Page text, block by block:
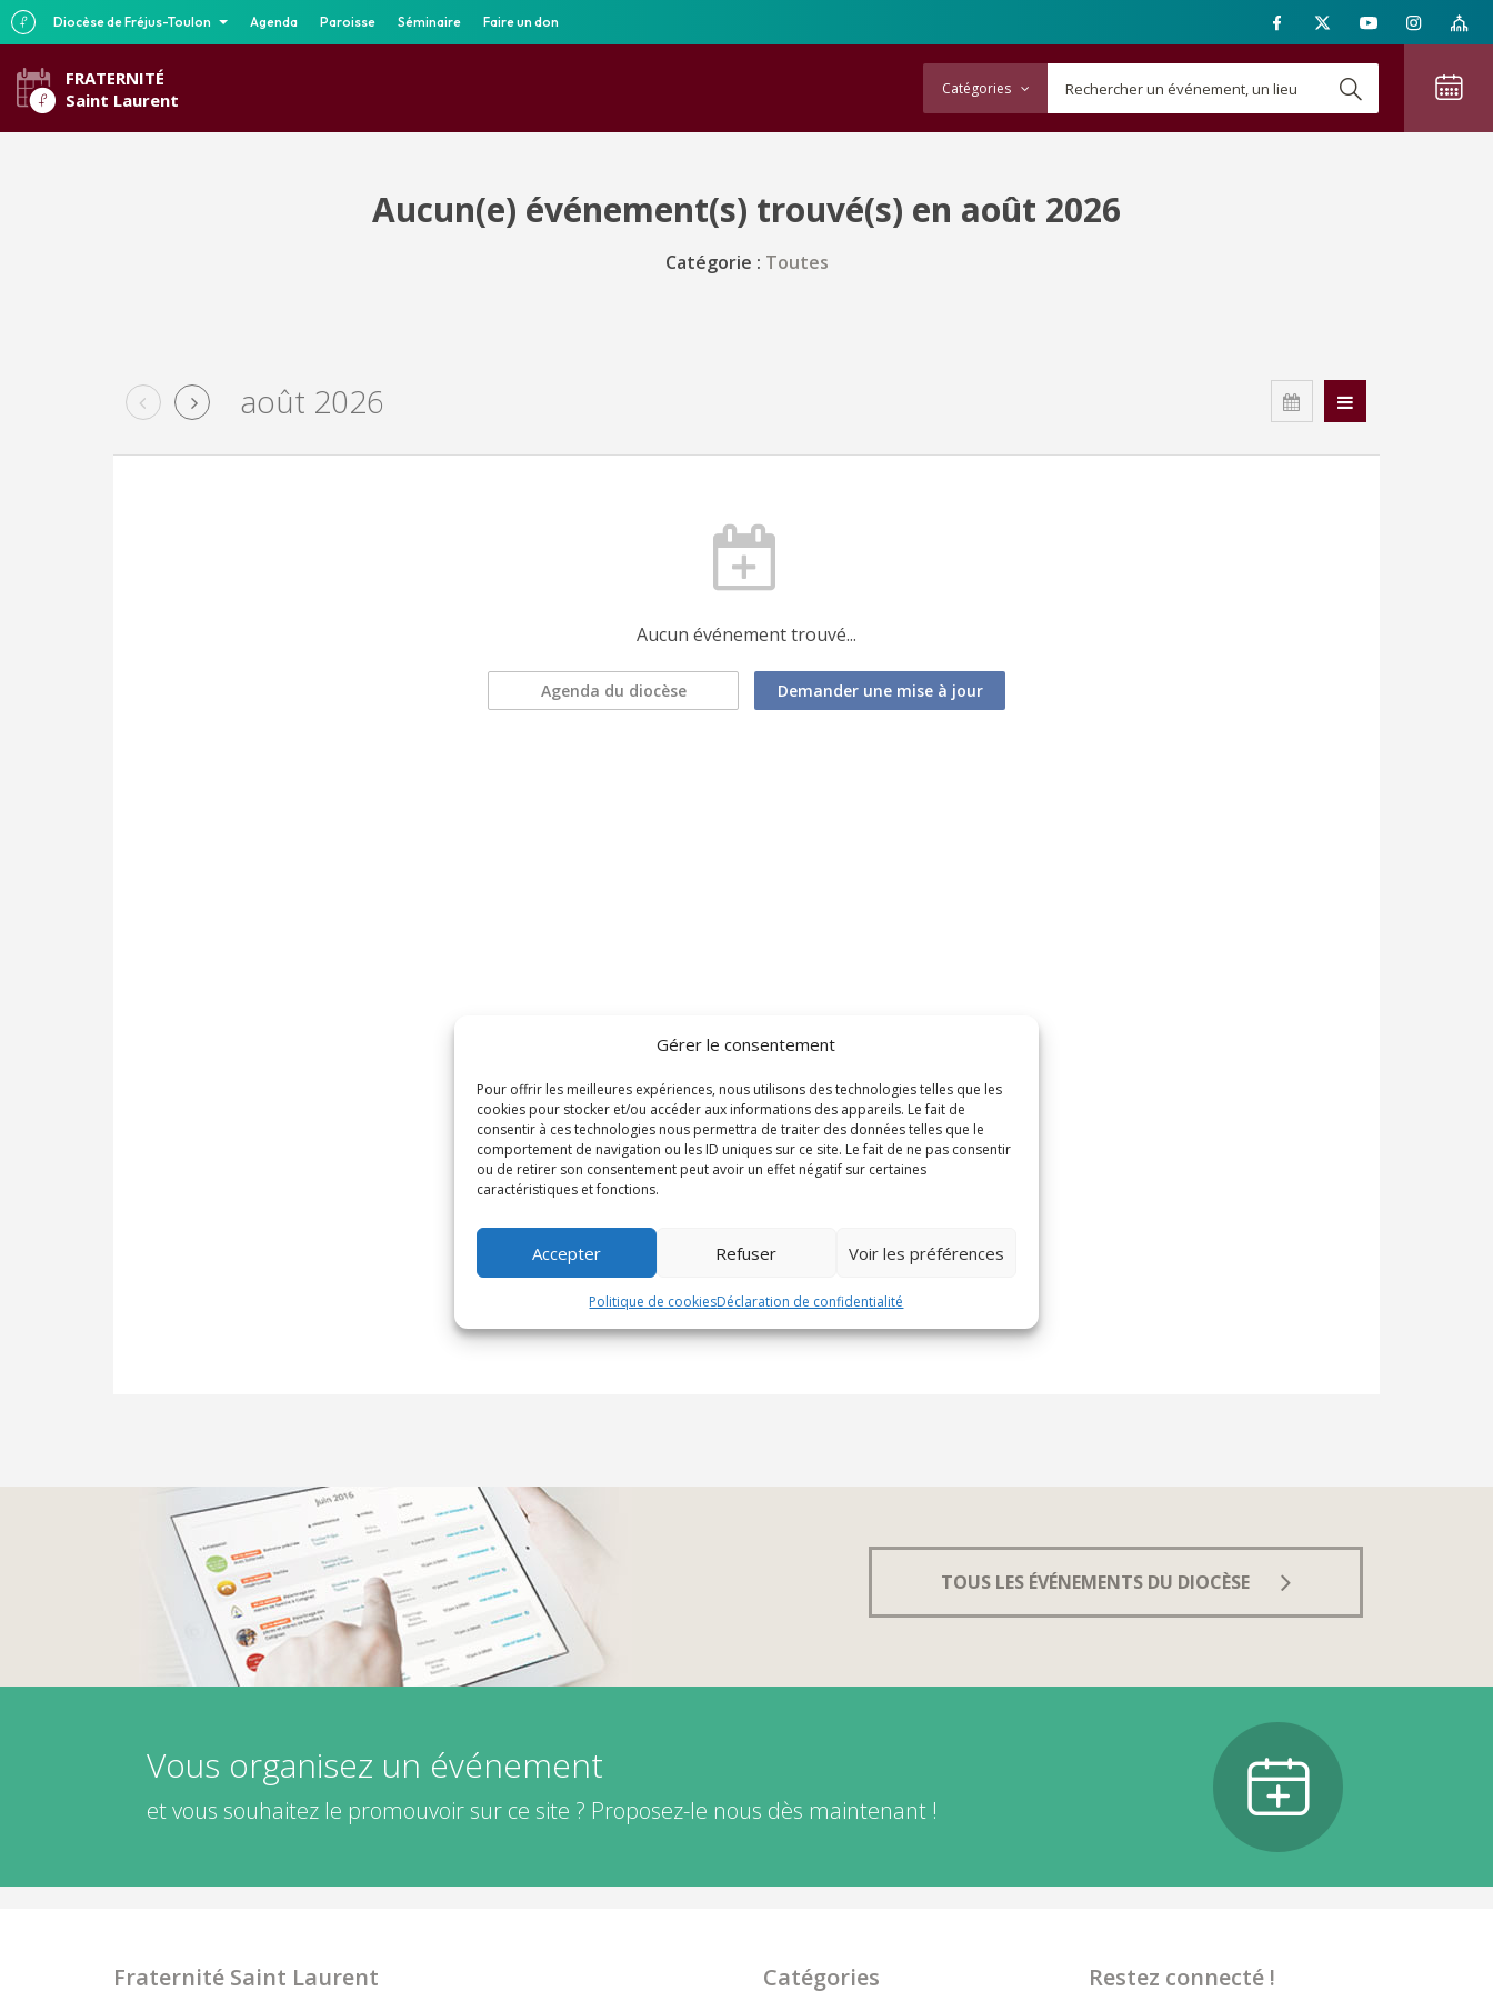
Diocèse de Fréjus-Toulon Agenda Paroisse Séminaire Faire un don
Gérer le consentement
Pour offrir les meilleures expériences, nous utilisons des technologies telles que les
cookies pour stocker et/ou accéder aux informations des appareils. Le fait de
consentir à ces technologies nous permettra de traiter des données telles que le
comportement de navigation ou les ID uniques sur ce site. Le fait de ne pas consentir
ou de retirer son consentement peut avoir un effet négatif sur certaines
caractéristiques et fonctions.
Accepter Refuser Voir les préférences
Politique de cookiesDéclaration de confidentialité
FRATERNITÉ
Saint Laurent
Catégories
Aucun(e) événement(s) trouvé(s) en août 2026
Catégorie : Toutes
août 2026
Aucun événement trouvé...
Agenda du diocèse Demander une mise à jour
TOUS LES ÉVÉNEMENTS DU DIOCÈSE
Vous organisez un événement
et vous souhaitez le promouvoir sur ce site ? Proposez-le nous dès maintenant !
Fraternité Saint Laurent Catégories Restez connecté !